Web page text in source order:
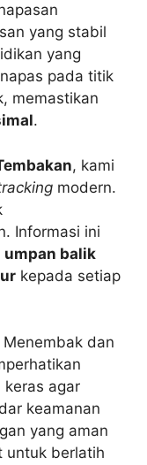
yang stabil
yang
pada titik
memastikan
.
, kami
modern.
Informasi ini
umpan balik
kepada setiap
dan
keras agar
keamanan
yang aman
untuk berlatih